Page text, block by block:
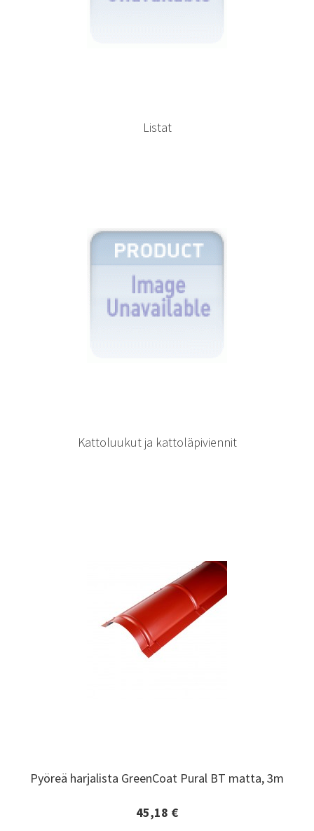
Listat
Kattoluukut ja kattoläpiviennit
Pyöreä harjalista GreenCoat Pural BT matta, 3m
45,18 €
Pyöreä harjalista GreenCoat Pural BT matta, 3m
Lisätiedot ja tilaaminen